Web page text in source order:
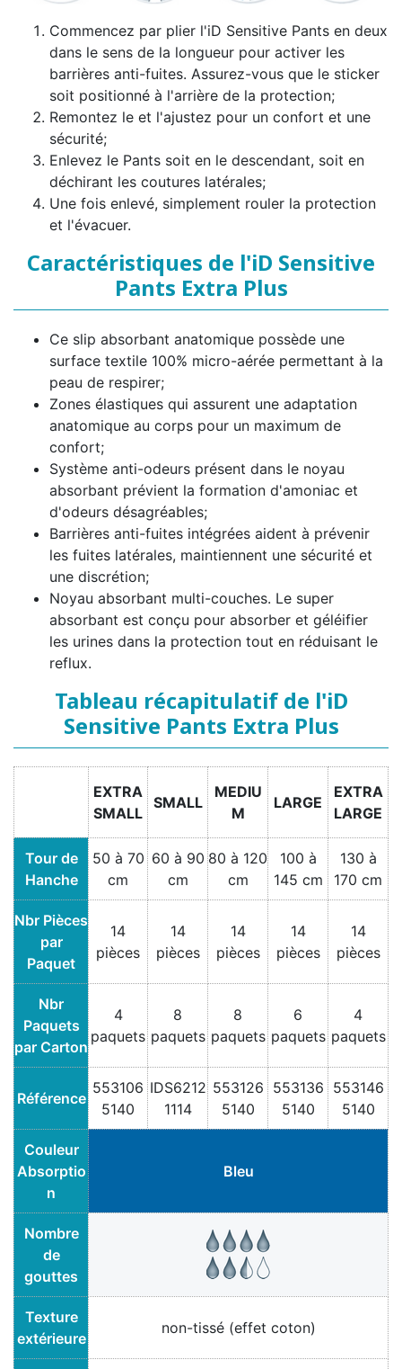
Commencez par plier l'iD Sensitive Pants en deux
dans le sens de la longueur pour activer les
barrières anti-fuites. Assurez-vous que le sticker
soit positionné à l'arrière de la protection;
Remontez le et l'ajustez pour un confort et une
sécurité;
Enlevez le Pants soit en le descendant, soit en
déchirant les coutures latérales;
Une fois enlevé, simplement rouler la protection
et l'évacuer.
Caractéristiques de l'iD Sensitive
Pants Extra Plus
Ce slip absorbant anatomique possède une
surface textile 100% micro-aérée permettant à la
peau de respirer;
Zones élastiques qui assurent une adaptation
anatomique au corps pour un maximum de
confort;
Système anti-odeurs présent dans le noyau
absorbant prévient la formation d'amoniac et
d'odeurs désagréables;
Barrières anti-fuites intégrées aident à prévenir
les fuites latérales, maintiennent une sécurité et
une discrétion;
Noyau absorbant multi-couches. Le super
absorbant est conçu pour absorber et géléifier
les urines dans la protection tout en réduisant le
reflux.
Tableau récapitulatif de l'iD
Sensitive Pants Extra Plus
EXTRA
SMALL
SMALL
MEDIU
M
LARGE
EXTRA
LARGE
Tour de
Hanche
50 à 70
cm
60 à 90
cm
80 à 120
cm
100 à
145 cm
130 à
170 cm
Nbr Pièces
par
Paquet
14
pièces
14
pièces
14
pièces
14
pièces
14
pièces
Nbr
Paquets
par Carton
4
paquets
8
paquets
8
paquets
6
paquets
4
paquets
Référence
553106
5140
IDS6212
1114
553126
5140
553136
5140
553146
5140
Couleur
Absorptio
n
Bleu
Nombre
de
gouttes
Texture
extérieure
non-tissé (effet coton)